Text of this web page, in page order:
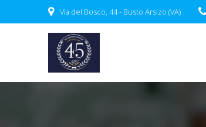
al
Via del Bosco, 44 - Busto Arsizo (VA)